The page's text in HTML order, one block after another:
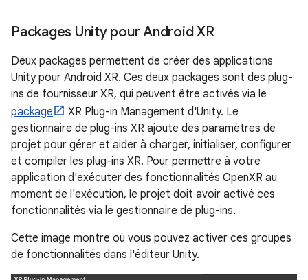
Packages Unity pour Android XR
Deux packages permettent de créer des applications
Unity pour Android XR. Ces deux packages sont des plug-
ins de fournisseur XR, qui peuvent être activés via le
package
XR Plug-in Management d'Unity. Le
gestionnaire de plug-ins XR ajoute des paramètres de
projet pour gérer et aider à charger, initialiser, configurer
et compiler les plug-ins XR. Pour permettre à votre
application d'exécuter des fonctionnalités OpenXR au
moment de l'exécution, le projet doit avoir activé ces
fonctionnalités via le gestionnaire de plug-ins.
Cette image montre où vous pouvez activer ces groupes
de fonctionnalités dans l'éditeur Unity.